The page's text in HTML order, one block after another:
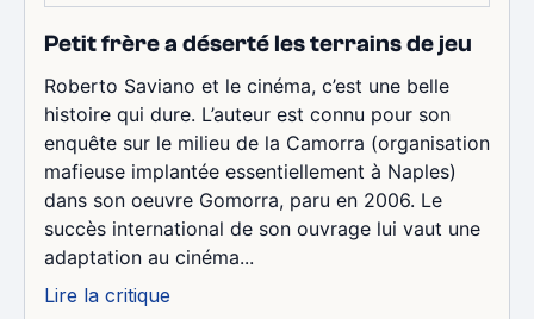
Petit frère a déserté les terrains de jeu
Roberto Saviano et le cinéma, c’est une belle
histoire qui dure. L’auteur est connu pour son
enquête sur le milieu de la Camorra (organisation
mafieuse implantée essentiellement à Naples)
dans son oeuvre Gomorra, paru en 2006. Le
succès international de son ouvrage lui vaut une
adaptation au cinéma...
Lire la critique